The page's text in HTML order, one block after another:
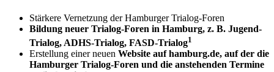
Stärkere Vernetzung der Hamburger Trialog-Foren
Bildung neuer Trialog-Foren in Hamburg, z. B. Jugend-
Trialog, ADHS-Trialog, FASD-Trialog1
Erstellung einer neuen Website auf hamburg.de, auf der die
Hamburger Trialog-Foren und die anstehenden Termine